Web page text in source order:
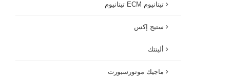
تيتانيوم ECM تيتانيوم
ستيج إكس
ألينتك
ماجيك موتورسبورت